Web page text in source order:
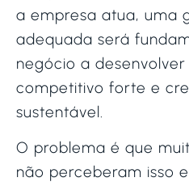
a empresa atua, uma
adequada será
negócio a
competitivo forte e
sustentável.
O problema é que
não perceberam isso